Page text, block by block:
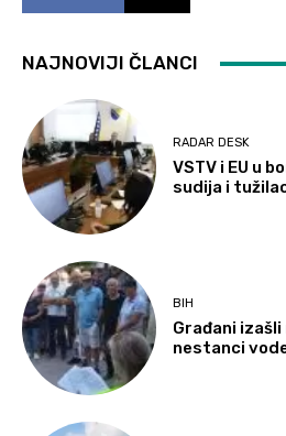
NAJNOVIJI ČLANCI
RADAR DESK
VSTV i EU u
sudija i
BIH
Građani
nestanci